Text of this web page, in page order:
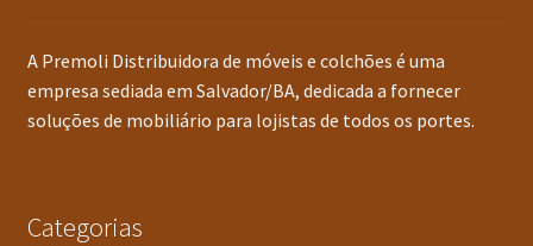
A Premoli Distribuidora de móveis e colchões é uma
empresa sediada em Salvador/BA, dedicada a fornecer
soluções de mobiliário para lojistas de todos os portes.
Categorias